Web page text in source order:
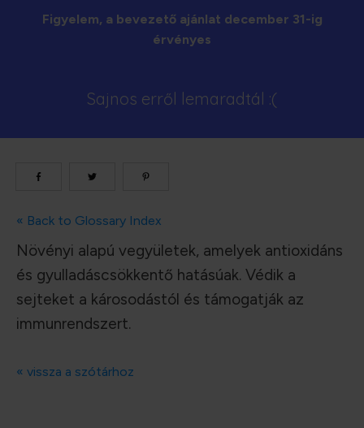
Figyelem, a bevezető ajánlat december 31-ig
érvényes
Sajnos erről lemaradtál :(
« Back to Glossary Index
Növényi alapú vegyületek, amelyek antioxidáns
és gyulladáscsökkentő hatásúak. Védik a
sejteket a károsodástól és támogatják az
immunrendszert.
« vissza a szótárhoz